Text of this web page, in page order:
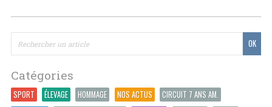
Catégories
SPORT ÉLEVAGE HOMMAGE NOS ACTUS
CIRCUIT 7 ANS AM.